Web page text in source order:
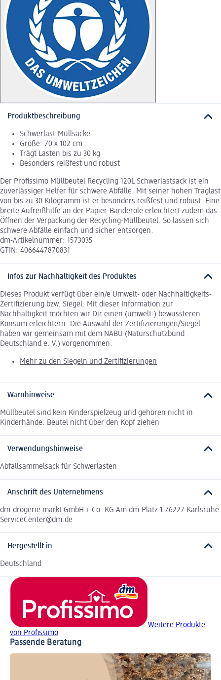
Produktbeschreibung
Schwerlast-Müllsäcke
Größe: 70 x 102 cm
Trägt Lasten bis zu 30 kg
Besonders reißfest und robust
Der Profissimo Müllbeutel Recycling 120L Schwerlastsack ist ein
zuverlässiger Helfer für schwere Abfälle. Mit seiner hohen Traglast
von bis zu 30 Kilogramm ist er besonders reißfest und robust. Eine
breite Aufreißhilfe an der Papier-Banderole erleichtert zudem das
Öffnen der Verpackung der Recycling-Müllbeutel. So lassen sich
schwere Abfälle einfach und sicher entsorgen.
dm-Artikelnummer: 1573035
GTIN: 4066447870831
Infos zur Nachhaltigkeit des Produktes
Dieses Produkt verfügt über ein/e Umwelt- oder Nachhaltigkeits-
Zertifizierung bzw. Siegel. Mit dieser Information zur
Nachhaltigkeit möchten wir Dir einen (umwelt-) bewussteren
Konsum erleichtern. Die Auswahl der Zertifizierungen/Siegel
haben wir gemeinsam mit dem NABU (Naturschutzbund
Deutschland e. V.) vorgenommen.
Mehr zu den Siegeln und Zertifizierungen
Warnhinweise
Müllbeutel sind kein Kinderspielzeug und gehören nicht in
Kinderhände. Beutel nicht über den Kopf ziehen
Verwendungshinweise
Abfallsammelsack für Schwerlasten
Anschrift des Unternehmens
dm-drogerie markt GmbH + Co. KG Am dm-Platz 1 76227 Karlsruhe
ServiceCenter@dm.de
Hergestellt in
Deutschland
Weitere Produkte
von Profissimo
Passende Beratung